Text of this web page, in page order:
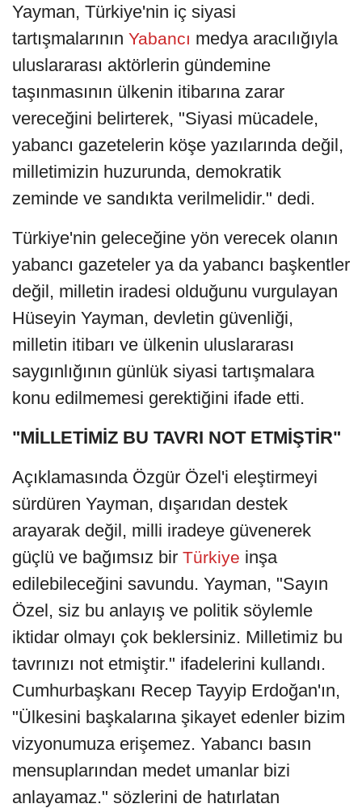
Yayman, Türkiye'nin iç siyasi
tartışmalarının Yabancı medya aracılığıyla
uluslararası aktörlerin gündemine
taşınmasının ülkenin itibarına zarar
vereceğini belirterek, "Siyasi mücadele,
yabancı gazetelerin köşe yazılarında değil,
milletimizin huzurunda, demokratik
zeminde ve sandıkta verilmelidir." dedi.
Türkiye'nin geleceğine yön verecek olanın
yabancı gazeteler ya da yabancı başkentler
değil, milletin iradesi olduğunu vurgulayan
Hüseyin Yayman, devletin güvenliği,
milletin itibarı ve ülkenin uluslararası
saygınlığının günlük siyasi tartışmalara
konu edilmemesi gerektiğini ifade etti.
"MİLLETİMİZ BU TAVRI NOT ETMİŞTİR"
Açıklamasında Özgür Özel'i eleştirmeyi
sürdüren Yayman, dışarıdan destek
arayarak değil, milli iradeye güvenerek
güçlü ve bağımsız bir Türkiye inşa
edilebileceğini savundu. Yayman, "Sayın
Özel, siz bu anlayış ve politik söylemle
iktidar olmayı çok beklersiniz. Milletimiz bu
tavrınızı not etmiştir." ifadelerini kullandı.
Cumhurbaşkanı Recep Tayyip Erdoğan'ın,
"Ülkesini başkalarına şikayet edenler bizim
vizyonumuza erişemez. Yabancı basın
mensuplarından medet umanlar bizi
anlayamaz." sözlerini de hatırlatan